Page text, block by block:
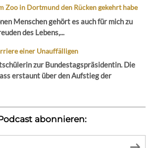
Zoo in Dortmund den Rücken gekehrt habe
Menschen gehört es auch für mich zu
des Lebens,...
einer Unauffälligen
zur Bundestagspräsidentin. Die
erstaunt über den Aufstieg der
abonnieren: